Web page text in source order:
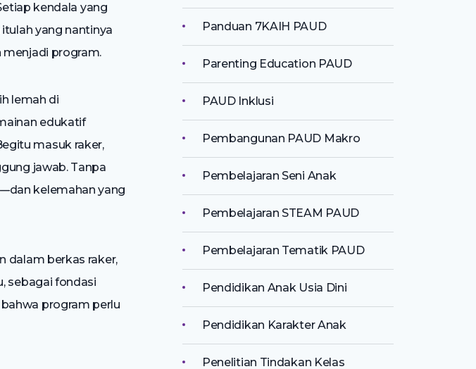
kendala yang
yang nantinya
program.
lemah di
edukatif
masuk raker,
jawab. Tanpa
kelemahan yang
dalam berkas raker,
sebagai fondasi
program perlu
Panduan 7KAIH PAUD
Parenting Education PAUD
PAUD Inklusi
Pembangunan PAUD Makro
Pembelajaran Seni Anak
Pembelajaran STEAM PAUD
Pembelajaran Tematik PAUD
Pendidikan Anak Usia Dini
Pendidikan Karakter Anak
Penelitian Tindakan Kelas